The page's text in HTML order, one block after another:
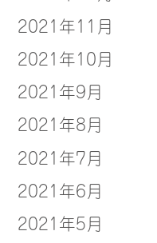
2021年11月
2021年10月
2021年9月
2021年8月
2021年7月
2021年6月
2021年5月